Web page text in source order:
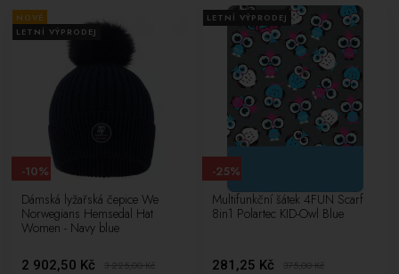
NOVÉ
LETNÍ VÝPRODEJ
Dámská lyžařská čepice We
Norwegians Hemsedal Hat
Women - Navy blue
2 902,50 Kč 3 225,00Kč
-10%
LETNÍ VÝPRODEJ
Multifunkční šátek 4FUN Scarf
8in1 Polartec KID-Owl Blue
281,25 Kč 375,00Kč
-25%